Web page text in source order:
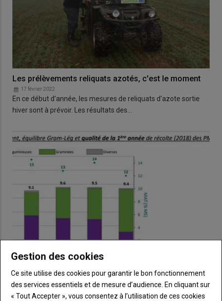
Les prélèvements reliquats azotés, c'est le moment
17 février 2022
En ce début d'année, les mesures de reliquats d'azote sortie
hiver sont à prévoir. Les résultats des…
Comment appréhender la fertilisation de sa prairie ?
01 juillet 2021
Le pilotage de la fertilisation azotée des prairies multi-espèces
Gestion des cookies
Ce site utilise des cookies pour garantir le bon fonctionnement
des services essentiels et de mesure d’audience. En cliquant sur
« Tout Accepter », vous consentez à l’utilisation de ces cookies